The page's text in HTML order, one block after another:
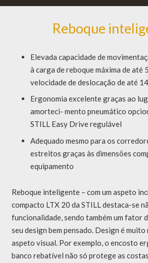
Reboque
Elevada capacidade de
à carga de reboque máxima de até
velocidade de deslocação de até
Ergonomia excelente graças ao
amorteci- mento pneumático
STILL Easy Drive regulável
Adequado mesmo para os
estreitos graças às dimensões
equipamento
Reboque inteligente – com um aspeto
compacto LTX 20 da STILL destaca-se
funcionalidade, sendo também um fator
seu design bem pensado. Design é muito
aspeto visual. Por exemplo, o encosto
banco rebatível não só protege as